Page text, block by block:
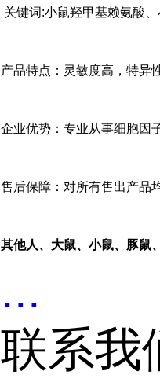
关键词:小鼠羟甲基赖氨酸
产品特点：灵敏度高，特异
企业优势：专业从事细胞因
售后保障：对所有售出产品
其他人、大鼠、小鼠、豚鼠
...
联系我